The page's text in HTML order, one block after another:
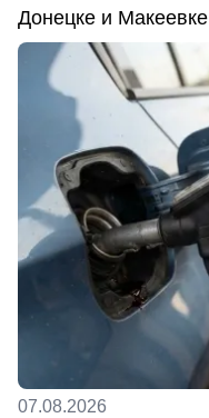
Донецке и Макеевке
07.08.2026